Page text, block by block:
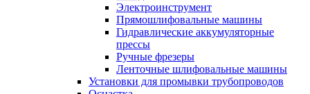
Электроинструмент
Прямошлифовальные машины
Гидравлические аккумуляторные
прессы
Ручные фрезеры
Ленточные шлифовальные машины
Установки для промывки трубопроводов